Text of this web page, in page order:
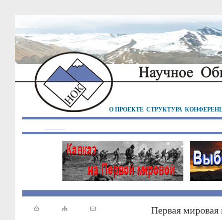
О ПРОЕКТЕ СТРУКТУРА
Первая мировая